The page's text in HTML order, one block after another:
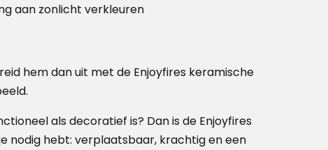
aan zonlicht verkleuren
hem dan uit met de Enjoyfires keramische
als decoratief is? Dan is de Enjoyfires
nodig hebt: verplaatsbaar, krachtig en een